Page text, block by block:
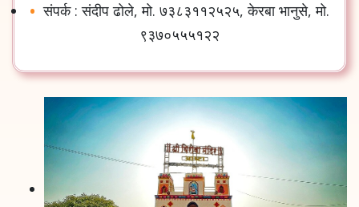
संपर्क:संदीप ढोले,मो. ७३८३११२५२५,केरबा भानुसे,मो.
९३७०५५५१२२